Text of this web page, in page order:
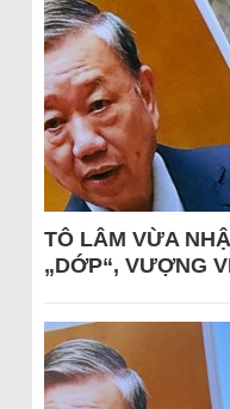
TÔ LÂM VỪA
„DỚP“, VƯỢNG